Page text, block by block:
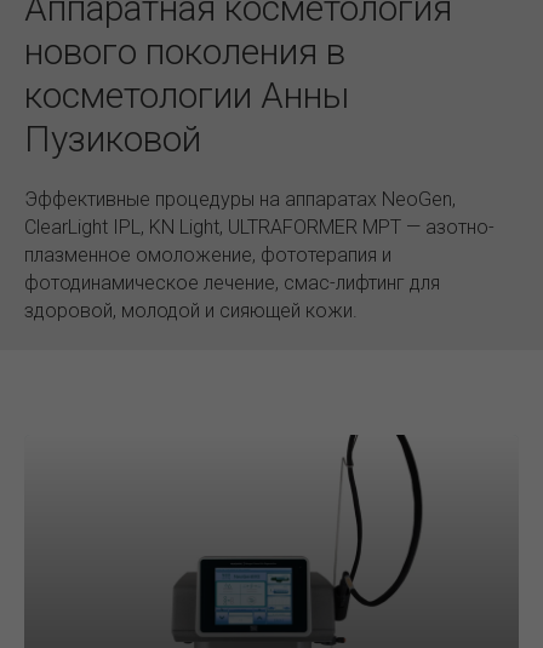
нового поколения в
косметологии Анны
Пузиковой
Эффективные процедуры на аппаратах NeoGen,
ClearLight IPL, KN Light, ULTRAFORMER MPT — азотно-
плазменное омоложение, фототерапия и
фотодинамическое лечение, смас-лифтинг для
здоровой, молодой и сияющей кожи.